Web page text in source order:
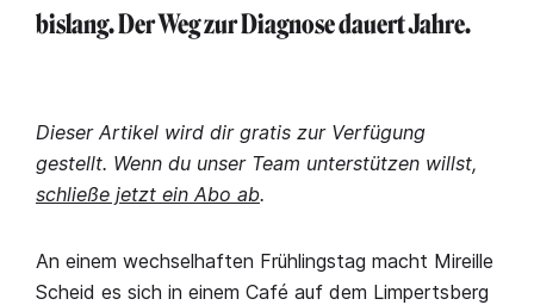
bislang. Der Weg zur Diagnose dauert Jahre.
Dieser Artikel wird dir gratis zur Verfügung
gestellt. Wenn du unser Team unterstützen willst,
schließe jetzt ein Abo ab.
An einem wechselhaften Frühlingstag macht Mireille
Scheid es sich in einem Café auf dem Limpertsberg